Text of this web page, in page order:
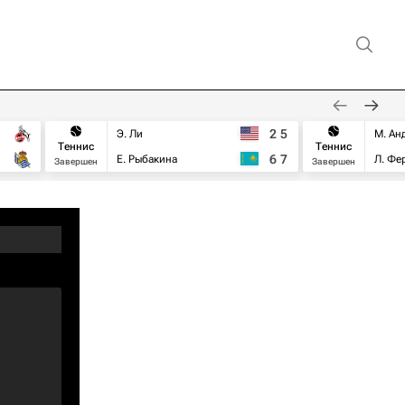
Теннис
Завершен
Э. Ли
Е. Рыбакина
2 5
6 7
Теннис
Завершен
М.
Л.